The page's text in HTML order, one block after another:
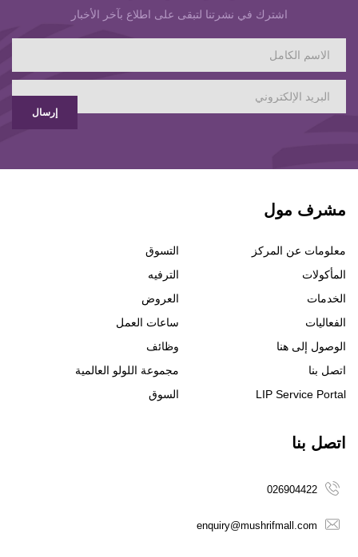
اشترك في نشرتنا لتبقى على اطلاع بآخر الأخبار
إرسال
مشرف مول
معلومات عن المركز
التسوق
المأكولات
الترفيه
الخدمات
العروض
الفعاليات
ساعات العمل
الوصول إلى هنا
وظائف
اتصل بنا
مجموعة اللولو العالمية
LIP Service Portal
السوق
اتصل بنا
026904422
enquiry@mushrifmall.com